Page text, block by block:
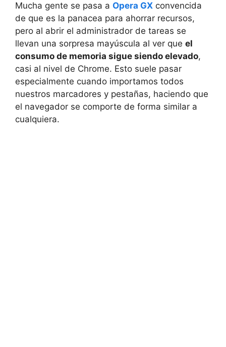
Mucha gente se pasa a Opera GX convencida
de que es la panacea para ahorrar recursos,
pero al abrir el administrador de tareas se
llevan una sorpresa mayúscula al ver que el
consumo de memoria sigue siendo elevado,
casi al nivel de Chrome. Esto suele pasar
especialmente cuando importamos todos
nuestros marcadores y pestañas, haciendo que
el navegador se comporte de forma similar a
cualquiera.